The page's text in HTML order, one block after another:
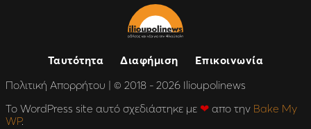
Ταυτότητα Διαφήμιση
Επικοινωνία
Πολιτική Απορρήτου | © 2018 - 2026 Ilioupolinews
Το WordPress site αυτό σχεδιάστηκε με ❤ απο την Bake My
WP.